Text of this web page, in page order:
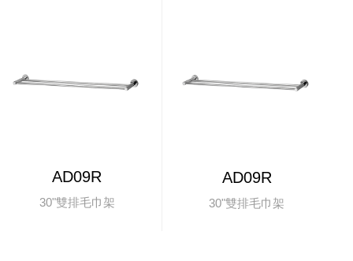
AD09R
30"雙排毛巾架
AD09R
30"雙排毛巾架